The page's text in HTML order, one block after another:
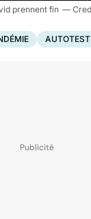
prennent fin
AUTOTEST